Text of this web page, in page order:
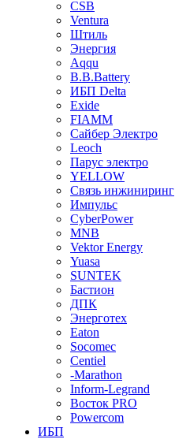
CSB
Ventura
Штиль
Энергия
Aqqu
B.B.Bаttery
ИБП Delta
Exide
FIAMM
Сайбер Электро
Leoch
Парус электро
YELLOW
Связь инжиниринг
Импульс
CyberPower
MNB
Vektor Energy
Yuasa
SUNTEK
Бастион
ДПК
Энерготех
Eaton
Socomec
Centiel
-Marathon
Inform-Legrand
Восток PRO
Powercom
ИБП